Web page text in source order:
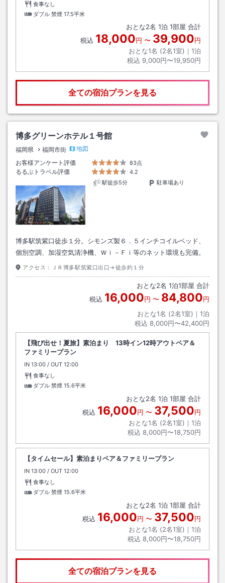
食事なし
ダブル 禁煙 17.5平米
おとな2名 1泊 1部屋 合計
税込 18,000円 〜 39,900円
おとな1名 (2名1室)｜ 1泊
税込 9,000円〜19,950円
全ての宿泊プランを見る
博多グリーンホテル１号館
福岡県 福岡市街
地図
お客様アンケート評価
83点
るるぶトラベル評価
4.2
駅徒歩5分
駐車場あり
博多駅筑紫口徒歩１分。シモンズ製６．５インチコイルベッド、
個別空調、加湿空気清浄機、Ｗｉ－Ｆｉ等のネット環境も完備。
アクセス： ＪＲ博多駅筑紫口出口→徒歩約１分
おとな2名 1泊1部屋 合計
税込 16,000円 〜 84,800円
おとな1名 (2名1室)｜ 1泊
税込 8,000円〜42,400円
【飛び出せ！夏旅】素泊まり 13時イン12時アウトペア＆
ファミリープラン
IN チェックイン
13:00 / OUT チェックアウト
12:00
食事なし
ダブル 禁煙 15.6平米
おとな2名 1泊 1部屋 合計
税込 16,000円 〜 37,500円
おとな1名 (2名1室)｜ 1泊
税込 8,000円〜18,750円
【タイムセール】素泊まりペア＆ファミリープラン
IN チェックイン
13:00 / OUT チェックアウト
12:00
食事なし
ダブル 禁煙 15.6平米
おとな2名 1泊 1部屋 合計
税込 16,000円 〜 37,500円
おとな1名 (2名1室)｜ 1泊
税込 8,000円〜18,750円
全ての宿泊プランを見る